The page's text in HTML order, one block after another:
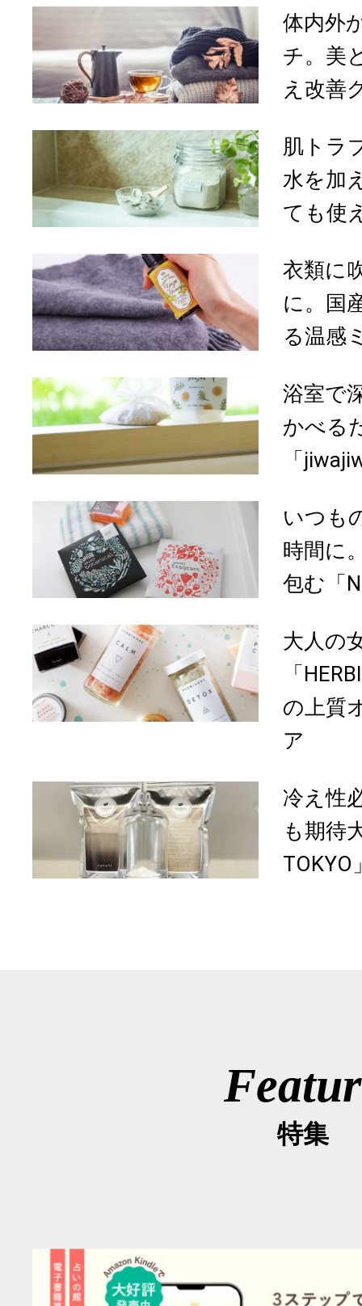
体内外
チ。美
え改善
肌トラ
水を加
ても使
衣類に
に。国
る温感
浴室で
かべる
「
いつも
時間に
包む「
大人の
「
の上質
ア
冷え性
も期待
特集